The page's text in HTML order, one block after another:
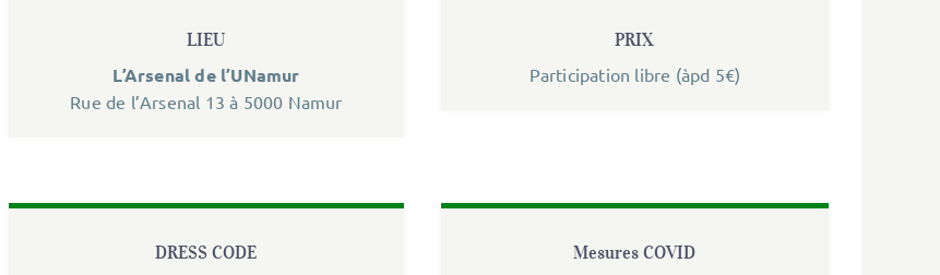
LIEU
L’Arsenal de l’UNamur
Rue de l’Arsenal 13 à 5000 Namur
PRIX
Participation libre (àpd 5€)
DRESS CODE
Mesures COVID